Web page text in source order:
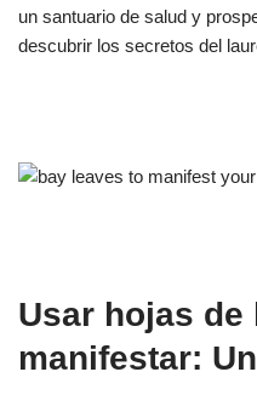
un santuario de salud y
descubrir los secretos del
Usar hojas de
manifestar: